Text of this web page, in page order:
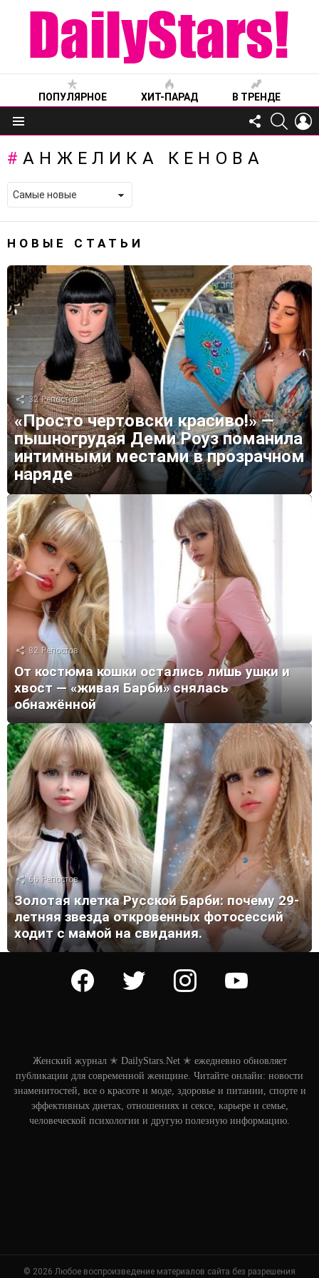
ПОПУЛЯРНОЕ ХИТ-ПАРАД В ТРЕНДЕ
Меню
FOLLOW
US
АНЖЕЛИКА КЕНОВА
НОВЫЕ СТАТЬИ
32 Репостов
«Просто чертовски красиво!» —
пышногрудая Деми Роуз поманила
интимными местами в прозрачном
наряде
82 Репостов
От костюма кошки остались лишь ушки и
хвост — «живая Барби» снялась
обнажённой
66 Репостов
Золотая клетка Русской Барби: почему 29-
летняя звезда откровенных фотосессий
ходит с мамой на свидания.
facebook twitter instagram youtube
Женский журнал ✭ DailyStars.Net ✭ ежедневно обновляет
публикации для современной женщине. Читайте онлайн: новости
знаменитостей, все о красоте и моде, здоровье и питании, спорте и
эффективных диетах, отношениях и сексе, карьере и семье,
человеческой психологии и другую полезную информацию.
© 2026 Любое воспроизведение материалов сайта без разрешения